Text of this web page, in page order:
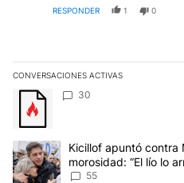
RESPONDER 1 0
CONVERSACIONES ACTIVAS
Este listado muestra los
Un artículo de tendencia con el
30
Un artículo de tendencia con el
Kicillof apuntó contra
morosidad: “El lío lo
55